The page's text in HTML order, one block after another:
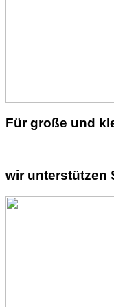
Für große und
wir unterstützen